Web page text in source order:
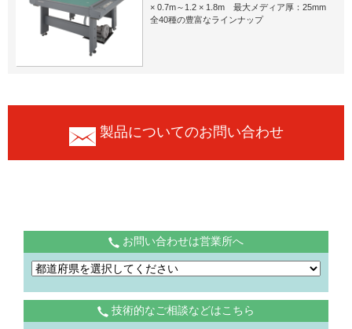
× 0.7m～1.2 × 1.8m 最大メディア厚：25mm
全40種の豊富なラインナップ
製品についてのお問い合わせ
お問い合わせは営業所へ
技術的なご相談などはこちら